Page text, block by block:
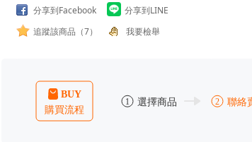
分享到Facebook
分享到LINE
追蹤該商品（7）
我要檢舉